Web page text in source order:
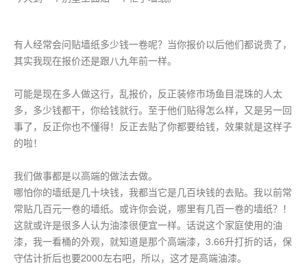
有人经常会问贴墙纸多少钱一卷呢？当你报价以后他们都说贵了，
其实我现在报价还是跟八九年前一样。
可能是现在多人做这行，乱报价，反正装修市场鱼目混珠的人太
多，多少钱都干，你给钱就行。至于他们贴得怎么样，又是另一回
事了，反正你也不懂得！反正去贴了你都要给钱，效果就是这样子
的啦！
我们做事都是以高端的做法去做。
哪怕你的墙纸是几十块钱，我都当它是几百块钱的去贴。我以前常
常贴几百元一卷的墙纸。或许你会说，哪里有几百一卷的墙纸？！
这就或许是很多人认为油漆很便宜一样。话说这个家庭使用的油
漆，我一看桶的外观，就知道是那个高端漆，3.66升打折的话，保
守估计折后也要2000左右吧，所以，这才是高端油漆。